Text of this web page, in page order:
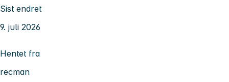
Sist endret
9. juli 2026
Hentet fra
recman